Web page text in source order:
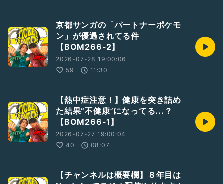
京都サンガの「パートナーポケモ
ン」が優遇されてる件
【BOM266-2】
2026-07-28 19:00:06
59
11:30
【熱中症注意！】健康を突き詰め
た結果“不健康”になってる...？
【BOM266-1】
2026-07-27 19:00:04
40
08:07
【チャンネルは概要欄】８年目は